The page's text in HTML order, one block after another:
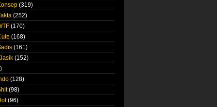
(319)
(252)
(170)
(168)
(161)
(152)
(128)
(98)
(96)